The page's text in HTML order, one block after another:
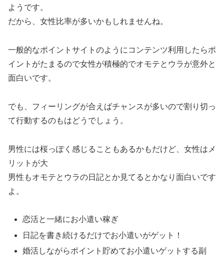
ようです。
だから、女性比率が多いかもしれませんね。
一般的なポイントサイトのようにコンテンツ利用したらポ
イントがたまるので女性が積極的でオモテとウラが意外と
面白いです。
でも、フィーリングが合えばチャンスが多いので割り切っ
て行動するのもはどうでしょう。
男性には桜っぽく感じることもあるかもだけど、女性はメ
リットが大
男性もオモテとウラの日記とか見てるとかなり面白いです
よ。
恋活と一緒にお小遣い稼ぎ
日記を書き続けるだけでお小遣いがゲット！
婚活しながらポイント貯めてお小遣いゲットする副